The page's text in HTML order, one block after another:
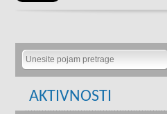
AKTIVNOSTI